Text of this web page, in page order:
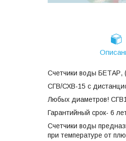
Счетчики воды БЕТАР,
СГВ/СХВ-15 с
Любых диаметров!
Гарантийный срок- 6
Счетчики воды
при температуре от